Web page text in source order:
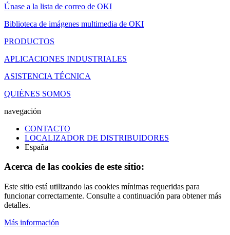
Únase a la lista de correo de OKI
Biblioteca de imágenes multimedia de OKI
PRODUCTOS
APLICACIONES INDUSTRIALES
ASISTENCIA TÉCNICA
QUIÉNES SOMOS
navegación
CONTACTO
LOCALIZADOR DE DISTRIBUIDORES
España
Acerca de las cookies de este sitio:
Este sitio está utilizando las cookies mínimas requeridas para
funcionar correctamente. Consulte a continuación para obtener más
detalles.
Más información